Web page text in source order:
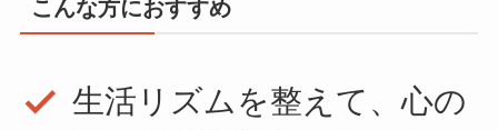
こんな方におすすめ
生活リズムを整えて、心の